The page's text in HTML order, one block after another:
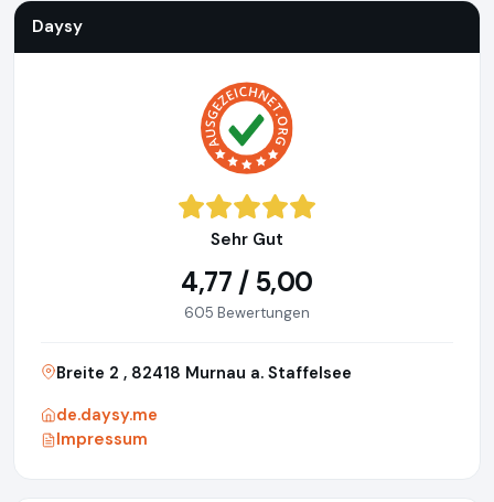
Daysy
Sehr Gut
4,77 / 5,00
605 Bewertungen
Breite 2 , 82418 Murnau a. Staffelsee
de.daysy.me
Impressum